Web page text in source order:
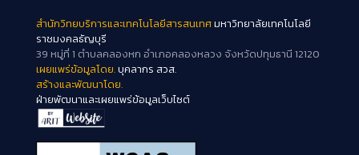
สำนักวิทยบริการและเทคโนโลยีสารสนเทศมหาวิทยาลัยเทคโนโลยี
ราชมงคลธัญบุรี
39 หมู่ที่ 1 ตำบลคลองหก อำเภอคลองหลวง จังหวัดปทุมธานี 12120
เผยแพร่ข้อมูลโดย.บุคลากร สวส.
สร้างและพัฒนาโดย.
ฝ่ายพัฒนาและเผยแพร่ข้อมูลเว็บไซต์